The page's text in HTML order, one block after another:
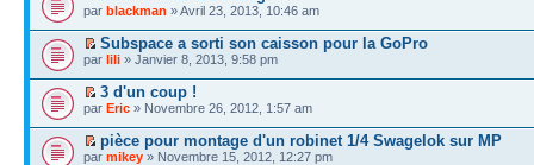
par blackman » Avril 23, 2013, 10:46 am
Subspace a sorti son caisson pour la GoPro
par lili » Janvier 8, 2013, 9:58 pm
3 d'un coup !
par Eric » Novembre 26, 2012, 1:57 am
pièce pour montage d'un robinet 1/4 Swagelok sur MP
par mikey » Novembre 15, 2012, 12:27 pm